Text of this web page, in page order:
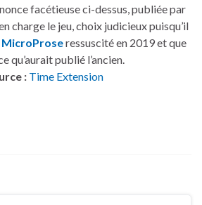
facétieuse ci-dessus, publiée par
charge le jeu, choix judicieux puisqu’il
MicroProseressuscité en 2019 et que
qu’aurait publié l’ancien.
: Time Extension